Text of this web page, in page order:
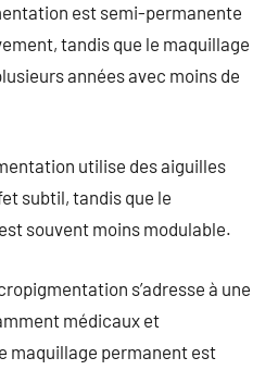
est semi-permanente
tandis que le maquillage
années avec moins de
utilise des aiguilles
subtil, tandis que le
souvent moins modulable.
s’adresse à une
médicaux et
maquillage permanent est